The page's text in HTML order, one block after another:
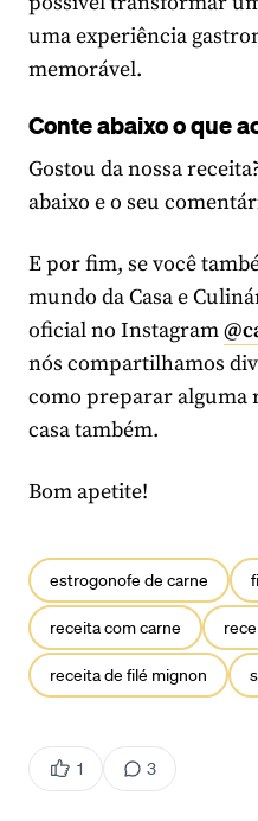
uma experiência
memorável.
Conte abaixo o que
Gostou da nossa
abaixo e o seu
E por fim, se você
mundo da Casa e
oficial no Instagram
nós compartilhamos
como preparar alguma
casa também.
Bom apetite!
estrogonofe de carne
receita com carne
receita de filé mignon
1 3